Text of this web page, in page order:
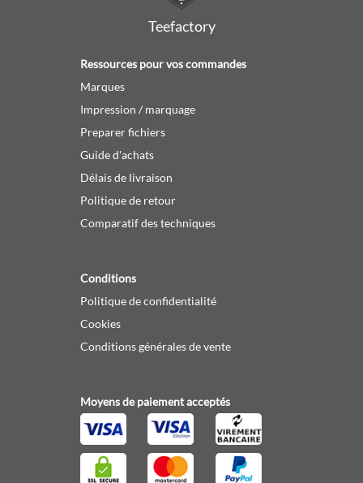
Teefactory
Ressources pour vos commandes
Marques
Impression / marquage
Preparer fichiers
Guide d'achats
Délais de livraison
Politique de retour
Comparatif des techniques
Conditions
Politique de confidentialité
Cookies
Conditions générales de vente
Moyens de paiement acceptés